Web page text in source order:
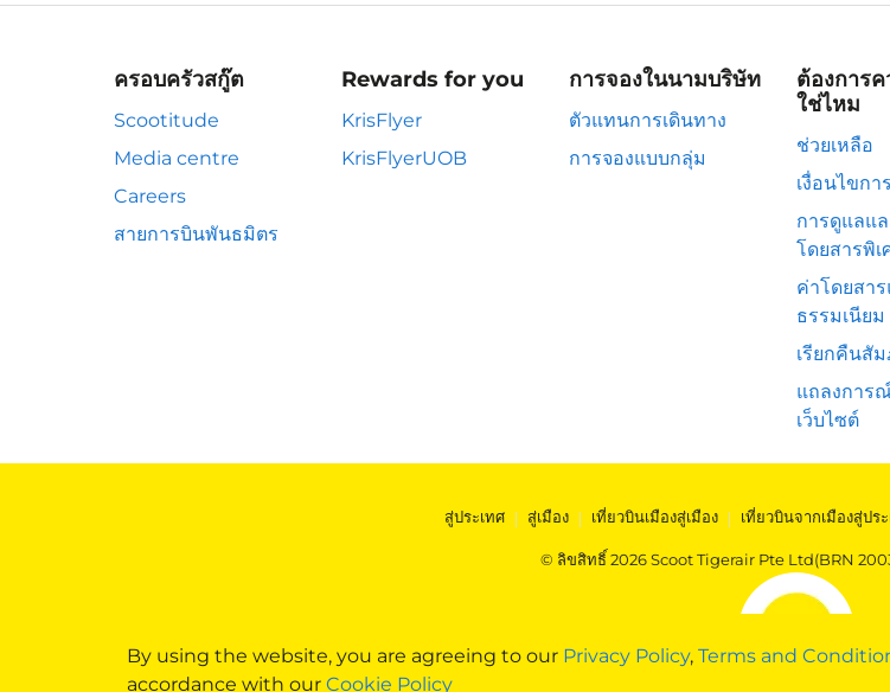
By using the website, you are agreeing to our Privacy Policy, Terms and
accordance with our Cookie Policy
ครอบครัวสกู๊ต
Scootitude
Media centre
Careers
สายการบินพันธมิตร
Rewards for you
KrisFlyer
KrisFlyerUOB
การจองในนามบริษัท
ตัวแทนการเดินทาง
การจองแบบกลุ่ม
ต้องการ
ใช่ไหม
ช่วยเหลือ
เงื่อนไขกา
การดูแลแ
โดยสารพิ
ค่าโดยสา
ธรรมเนียม
เรียกคืนสัม
แถลงการ
เว็บไซต์
สู่ประเทศ | สู่เมือง | เที่ยวบินเมืองสู่เมือง | เที่ยวบินจากเมืองสู่ปร
© ลิขสิทธิ์ 2026 Scoot Tigerair Pte Ltd(BRN